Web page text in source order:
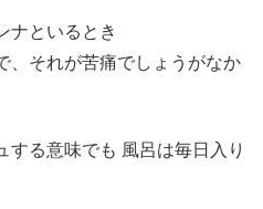
ナといるとき
、それが苦痛でしょうがなか
する意味でも 風呂は毎日入り